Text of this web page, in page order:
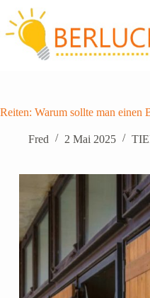
Inhalt
springen
Reiten: Warum sollte man einen
Fred 2 Mai 2025